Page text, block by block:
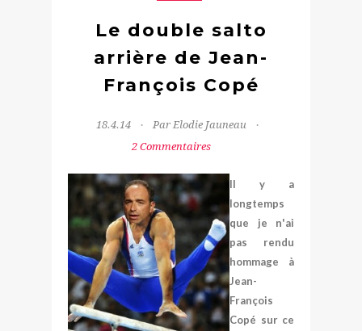
Le double salto
arrière de Jean-
François Copé
18.4.14
Par Elodie Jauneau
2 Commentaires
Il y a
longtemps
que je n'ai
pas rendu
hommage à
Jean-
François
Copé sur ce